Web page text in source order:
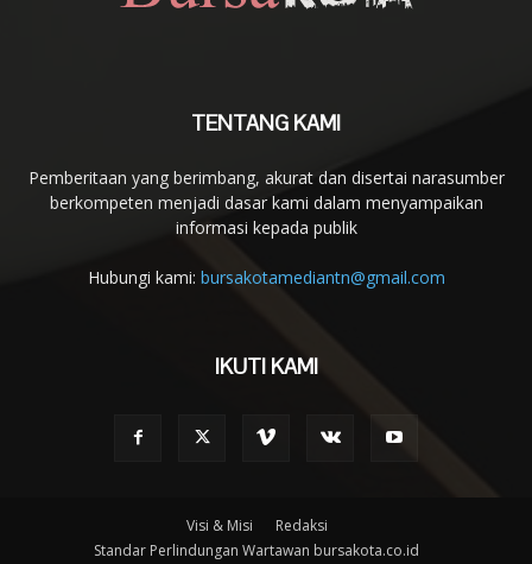
TENTANG KAMI
Pemberitaan yang berimbang, akurat dan disertai narasumber
berkompeten menjadi dasar kami dalam menyampaikan
informasi kepada publik
Hubungi kami: bursakotamediantn@gmail.com
IKUTI KAMI
Visi & Misi
Redaksi
Standar Perlindungan Wartawan bursakota.co.id